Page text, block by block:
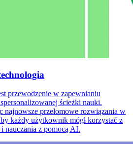
przewodzenie w zapewnianiu
ścieżki nauki.
najnowsze przełomowe rozwiązania w
każdy użytkownik mógł korzystać z
nauczania z pomocą AI.